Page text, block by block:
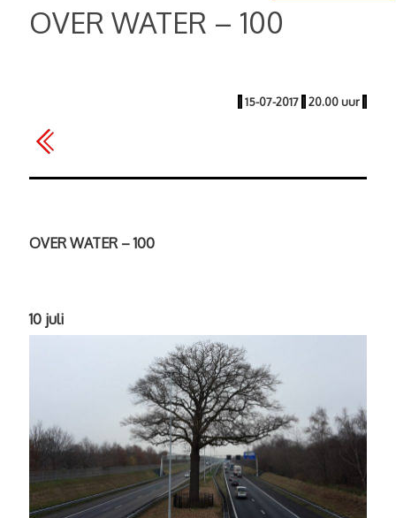
OVER WATER – 100
| 15-07-2017 | 20.00 uur |
OVER WATER – 100
10 juli